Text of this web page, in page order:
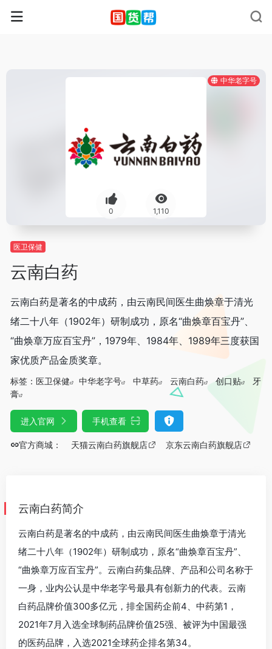
中华老字号
0 1,110
医卫保健
云南白药
云南白药是著名的中成药，由云南民间医生曲焕章于清光
绪二十八年（1902年）研制成功，原名“曲焕章百宝丹”、
“曲焕章万应百宝丹”，1979年、1984年、1989年三度获国
家优质产品金质奖章。
标签： 医卫保健 中华老字号 中草药 云南白药 创口贴
牙
膏
进入官网 手机查看
官方商城： 天猫云南白药旗舰店 京东云南白药旗舰店
云南白药简介
云南白药是著名的中成药，由云南民间医生曲焕章于清光
绪二十八年（1902年）研制成功，原名“曲焕章百宝丹”、
“曲焕章万应百宝丹”。云南白药集品牌、产品和公司名称于
一身，业内公认是中华老字号最具有创新力的代表。云南
白药品牌价值300多亿元，排全国药企前4、中药第1，
2021年7月入选全球制药品牌价值25强、被评为中国最强
的医药品牌，入选2021全球药企排名第34。